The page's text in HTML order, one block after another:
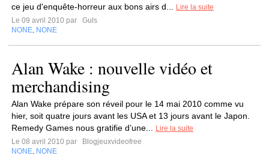
ce jeu d'enquête-horreur aux bons airs d...
Lire la suite
Le 09 avril 2010 par
Guls
NONE NONE
Alan Wake : nouvelle vidéo et
merchandising
Alan Wake prépare son réveil pour le 14 mai 2010 comme vu
hier, soit quatre jours avant les USA et 13 jours avant le Japon.
Remedy Games nous gratifie d’une...
Lire la suite
Le 08 avril 2010 par
Blogjeuxvideofree
NONE NONE